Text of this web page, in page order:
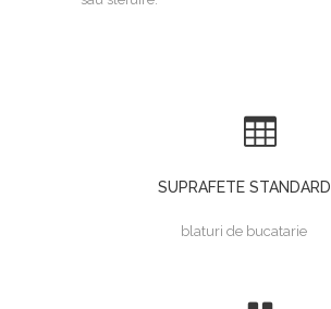
SUPRAFETE STANDARD
blaturi de bucatarie